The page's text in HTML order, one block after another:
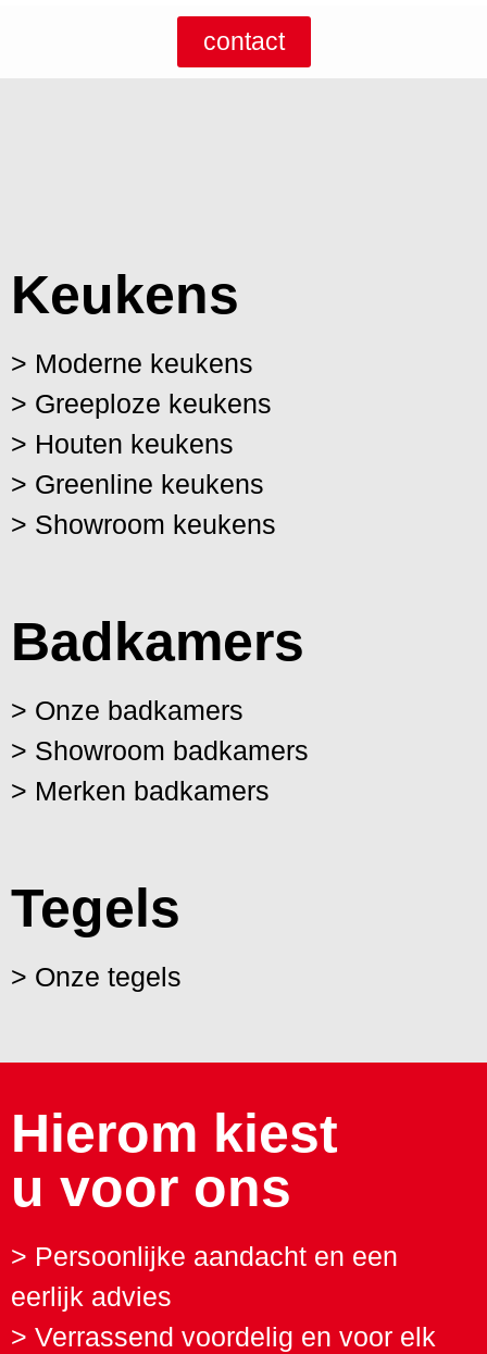
contact
Keukens
> Moderne keukens
> Greeploze keukens
> Houten keukens
> Greenline keukens
> Showroom keukens
Badkamers
> Onze badkamers
> Showroom badkamers
> Merken badkamers
Tegels
> Onze tegels
Hierom kiest
u voor ons
> Persoonlijke aandacht en een
eerlijk advies
> Verrassend voordelig en voor elk